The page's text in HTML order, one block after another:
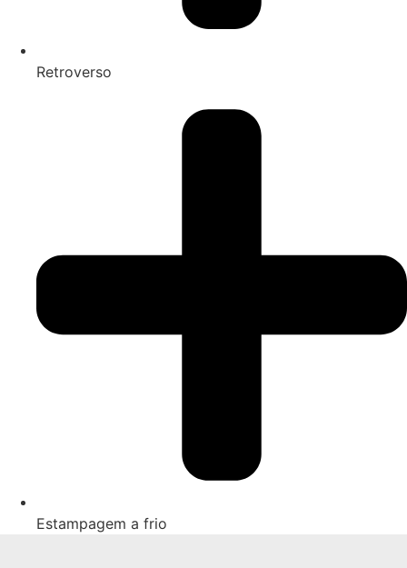
Retroverso
Estampagem a frio